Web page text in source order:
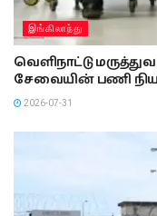
இங்கிலாந்து
வெளிநாட்டு
சேவையின் பணி
2026-07-31